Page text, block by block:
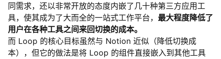
同需求，还以非常开放的态度内嵌了几十种第三方应用工
具，使其成为了大而全的一站式工作平台， 最大程度降低了
用户在各种工具之间来回切换的成本。
而 Loop 的核心目标虽然与 Notion 近似（降低切换成
本），但它的做法是将 Loop 的组件直接嵌入到其他工具